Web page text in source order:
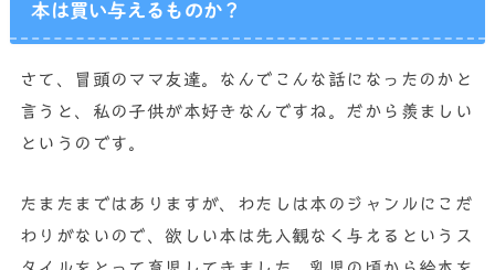
本は買い与えるものか？
さて、冒頭のママ友達。なんでこんな話になったのかと
言うと、私の子供が本好きなんですね。だから羨ましい
というのです。
たまたまではありますが、わたしは本のジャンルにこだ
わりがないので、欲しい本は先入観なく与えるというス